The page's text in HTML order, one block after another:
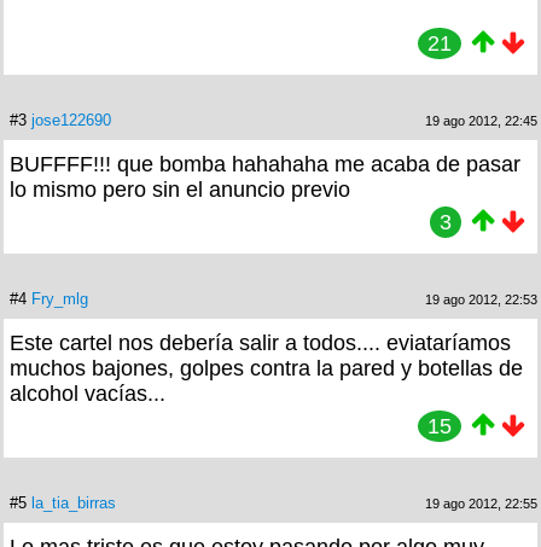
21
#3 jose122690 19 ago 2012, 22:45
BUFFFF!!! que bomba hahahaha me acaba de pasar
lo mismo pero sin el anuncio previo
3
#4 Fry_mlg 19 ago 2012, 22:53
Este cartel nos debería salir a todos.... eviataríamos
muchos bajones, golpes contra la pared y botellas de
alcohol vacías...
15
#5 la_tia_birras 19 ago 2012, 22:55